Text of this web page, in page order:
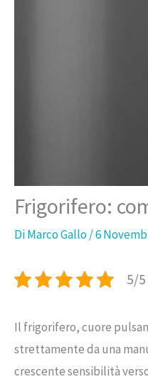
Frigorifero:
DiMarco Gallo/6
5/
Il frigorifero, cuore
strettamente da una
crescente sensibilità